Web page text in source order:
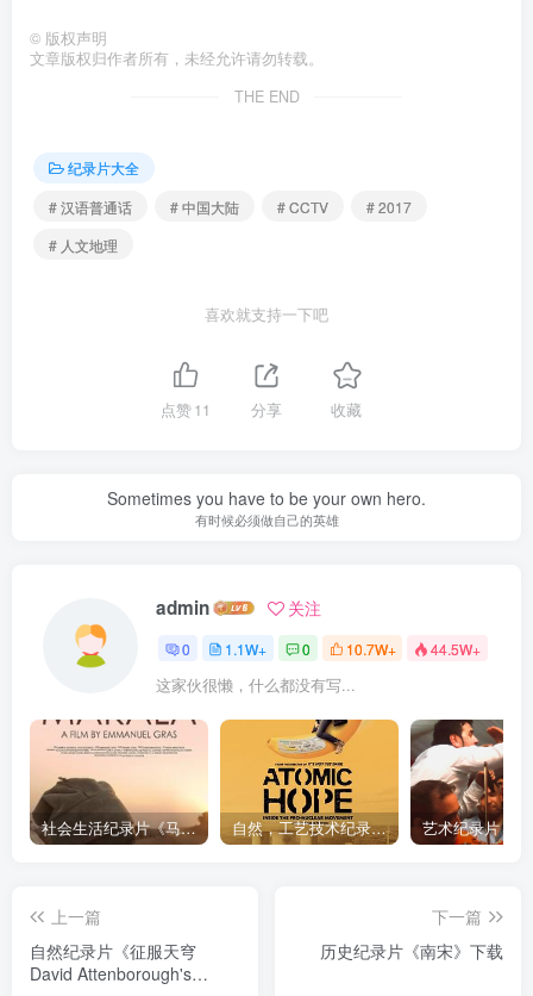
© 版权声明
文章版权归作者所有，未经允许请勿转载。
THE END
纪录片大全
# 汉语普通话
# 中国大陆 # CCTV
# 2017
# 人文地理
喜欢就支持一下吧
点赞11 分享 收藏
Sometimes you have to be your own hero.
有时候必须做自己的英雄
admin 关注
0 1.1W+ 0 10.7W+ 44.5W+
这家伙很懒，什么都没有写...
社会生活纪录片《马加拉 Makala》下载 自然，工艺技术纪录片《原子能的希望 Atomic Hope – Inside the Pro-Nuclear Movement》下载
上一篇
自然纪录片《征服天穹
David Attenborough's
下一篇
历史纪录片《南宋》下载